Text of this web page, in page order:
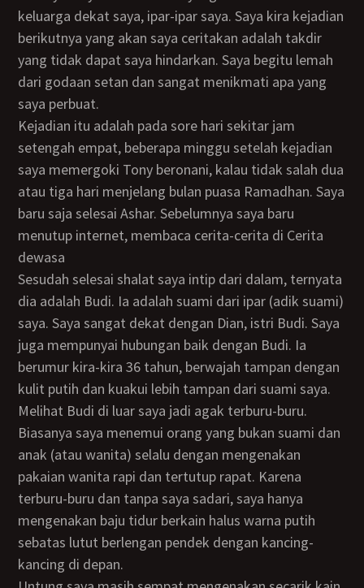
keluarga dekat saya, ipar-ipar saya. Saya kira kejadian
berikutnya yang akan saya ceritakan adalah takdir
yang tidak dapat saya hindarkan. Saya begitu lemah
dari godaan setan dan sangat menikmati apa yang
saya perbuat.
Kejadian itu adalah pada sore hari sekitar jam
setengah empat, beberapa minggu setelah kejadian
saya memergoki Tony beronani, kalau tidak salah dua
atau tiga hari menjelang bulan puasa Ramadhan. Saya
baru saja selesai Ashar. Sebelumnya saya baru
menutup internet, membaca cerita-cerita di Cerita
dewasa
Sesudah selesai shalat saya intip dari dalam, ternyata
dia adalah Budi. Ia adalah suami dari ipar (adik suami)
saya. Saya sangat dekat dengan Dian, istri Budi. Saya
juga mempunyai hubungan baik dengan Budi. Ia
berumur kira-kira 36 tahun, berwajah tampan dengan
kulit putih dan kuakui lebih tampan dari suami saya.
Melihat Budi di luar saya jadi agak terburu-buru.
Biasanya saya menemui orang yang bukan suami dan
anak (atau wanita) selalu dengan mengenakan
pakaian wanita rapi dan tertutup rapat. Karena
terburu-buru dan tanpa saya sadari, saya hanya
mengenakan baju tidur berkain halus warna putih
sebatas lutut berlengan pendek dengan kancing-
kancing di depan.